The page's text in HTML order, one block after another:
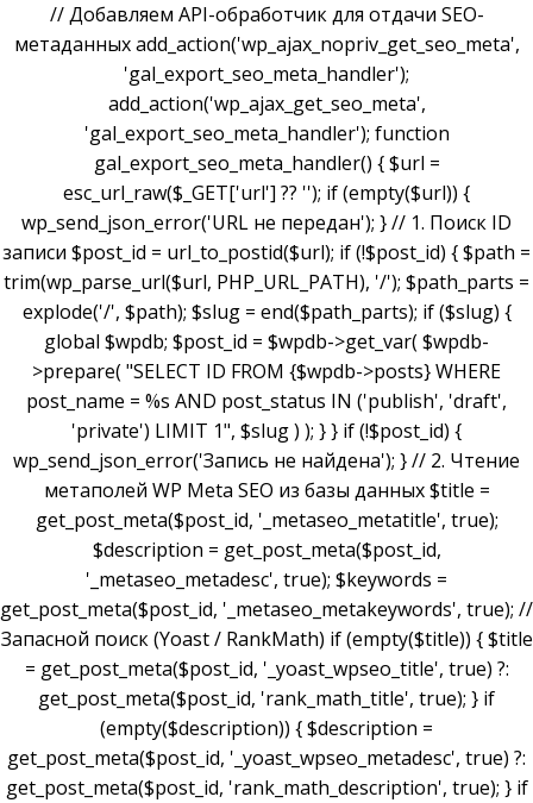
// Добавляем API-обработчик для отдачи SEO-
метаданных add_action('wp_ajax_nopriv_get_seo_meta',
'gal_export_seo_meta_handler');
add_action('wp_ajax_get_seo_meta',
'gal_export_seo_meta_handler'); function
gal_export_seo_meta_handler() { $url =
esc_url_raw($_GET['url'] ?? ''); if (empty($url)) {
wp_send_json_error('URL не передан'); } // 1. Поиск ID
записи $post_id = url_to_postid($url); if (!$post_id) { $path =
trim(wp_parse_url($url, PHP_URL_PATH), '/'); $path_parts =
explode('/', $path); $slug = end($path_parts); if ($slug) {
global $wpdb; $post_id = $wpdb->get_var( $wpdb-
>prepare( "SELECT ID FROM {$wpdb->posts} WHERE
post_name = %s AND post_status IN ('publish', 'draft',
'private') LIMIT 1", $slug ) ); } } if (!$post_id) {
wp_send_json_error('Запись не найдена'); } // 2. Чтение
метаполей WP Meta SEO из базы данных $title =
get_post_meta($post_id, '_metaseo_metatitle', true);
$description = get_post_meta($post_id,
'_metaseo_metadesc', true); $keywords =
get_post_meta($post_id, '_metaseo_metakeywords', true); //
Запасной поиск (Yoast / RankMath) if (empty($title)) { $title
= get_post_meta($post_id, '_yoast_wpseo_title', true) ?:
get_post_meta($post_id, 'rank_math_title', true); } if
(empty($description)) { $description =
get_post_meta($post_id, '_yoast_wpseo_metadesc', true) ?:
get_post_meta($post_id, 'rank_math_description', true); } if